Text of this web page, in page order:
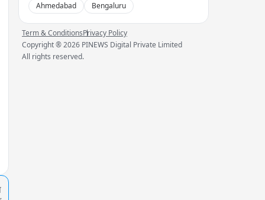
Ahmedabad
Bengaluru
Term & ConditionsPrivacy Policy
Copyright ®2026 PINEWS Digital Private Limited
All rights reserved.